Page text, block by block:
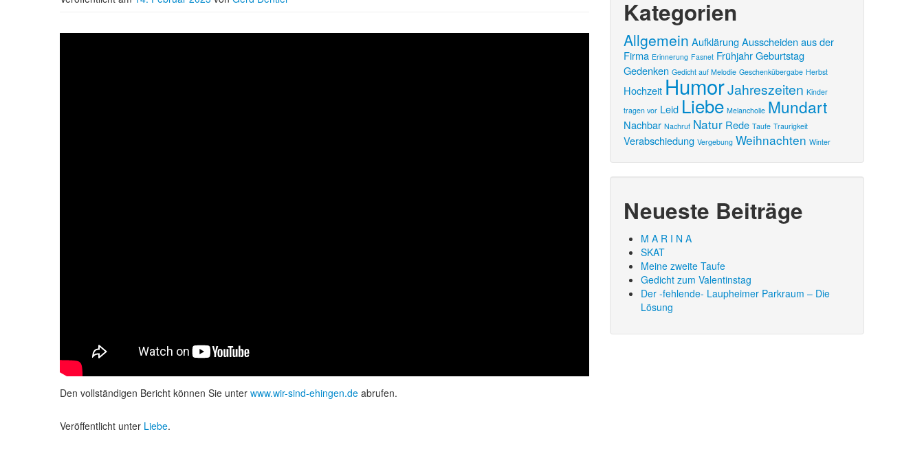
Den vollständigen Bericht können Sie unter www.wir-sind-ehingen.de abrufen.
Veröffentlicht unter Liebe.
Kategorien
Allgemein AufklärungAusscheiden aus der
Firma Erinnerung Fasnet FrühjahrGeburtstag
Gedenken Gedicht auf Melodie Geschenkübergabe Herbst
Hochzeit HumorJahreszeiten Kinder
tragen vor Leid Liebe Melancholie Mundart
Nachbar Nachruf Natur Rede Taufe Traurigkeit
Verabschiedung Vergebung Weihnachten Winter
Neueste Beiträge
M A R I N A
SKAT
Meine zweite Taufe
Gedicht zum Valentinstag
Der -fehlende- Laupheimer Parkraum – Die
Lösung